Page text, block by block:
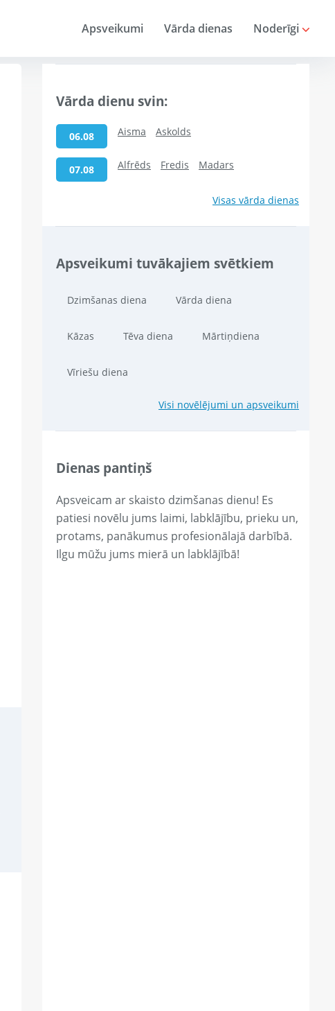
Apsveikumi Vārda dienas Noderīgi
Vārda dienu svin:
06.08 Aisma Askolds
07.08 Alfrēds Fredis Madars
Visas vārda dienas
Apsveikumi tuvākajiem svētkiem
Dzimšanas diena Vārda diena
Kāzas Tēva diena Mārtiņdiena
Vīriešu diena
Visi novēlējumi un apsveikumi
Dienas pantiņš
Apsveicam ar skaisto dzimšanas dienu! Es
patiesi novēlu jums laimi, labklājību, prieku un,
protams, panākumus profesionālajā darbībā.
Ilgu mūžu jums mierā un labklājībā!